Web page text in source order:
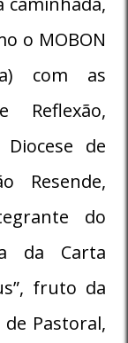
o MOBON
com as
Reflexão,
de
Resende,
do
da Carta
fruto da
Pastoral,